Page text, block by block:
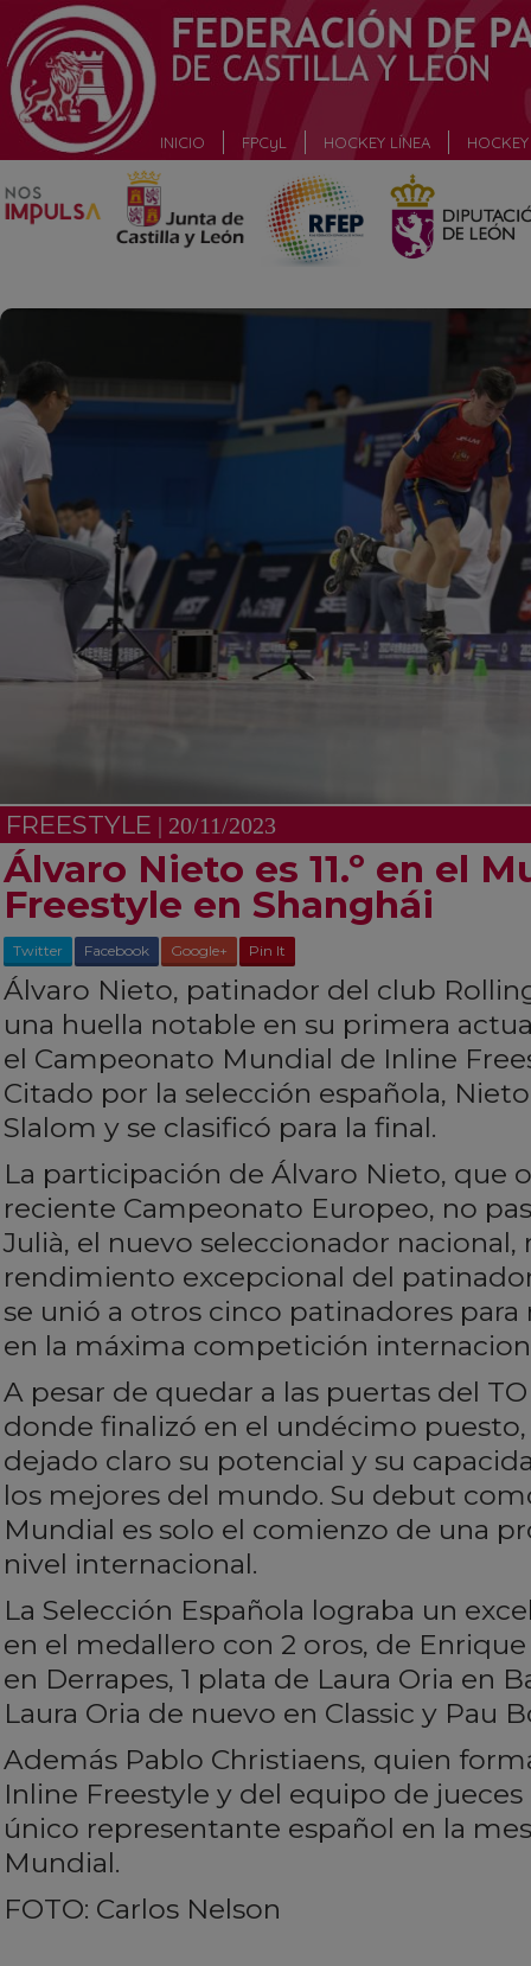
INICIO FPCyL HOCKEY LÍNEA HOCKEY
FREESTYLE | 20/11/2023
Álvaro Nieto es 11.º en el
Freestyle en Shanghái
Twitter Facebook Google+ Pin It
Álvaro Nieto, patinador del club
una huella notable en su primera
el Campeonato Mundial de Inline
Citado por la selección española,
Slalom y se clasificó para la final.
La participación de Álvaro Nieto, que
reciente Campeonato Europeo, no
Julià, el nuevo seleccionador nacional,
rendimiento excepcional del
se unió a otros cinco patinadores para
en la máxima competición
A pesar de quedar a las puertas del
donde finalizó en el undécimo
dejado claro su potencial y su
los mejores del mundo. Su debut
Mundial es solo el comienzo de una
nivel internacional.
La Selección Española lograba un
en el medallero con 2 oros, de
en Derrapes, 1 plata de Laura Oria en
Laura Oria de nuevo en Classic y Pau
Además Pablo Christiaens, quien
Inline Freestyle y del equipo de jueces
único representante español en la
Mundial.
FOTO: Carlos Nelson